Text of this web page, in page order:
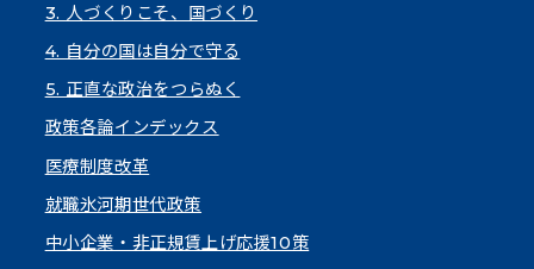
3. 人づくりこそ、国づくり
4. 自分の国は自分で守る
5. 正直な政治をつらぬく
政策各論インデックス
医療制度改革
就職氷河期世代政策
中小企業・非正規賃上げ応援10策